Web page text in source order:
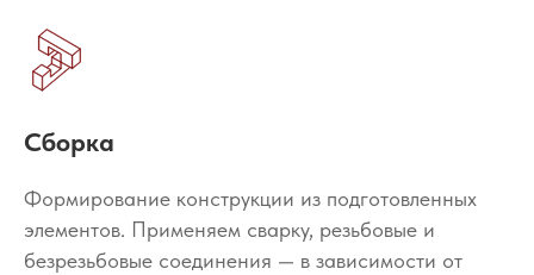
Сборка
Формирование конструкции из подготовленных
элементов. Применяем сварку, резьбовые и
безрезьбовые соединения — в зависимости от